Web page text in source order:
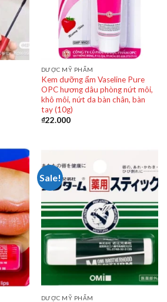
DƯỢC MỸ PHẨM
Kem dưỡng ẩm Vaseline Pure
OPC hương dâu phòng nứt môi,
khô môi, nứt da bàn chân, bàn
tay (10g)
₫22.000
Sale!
DƯỢC MỸ PHẨM